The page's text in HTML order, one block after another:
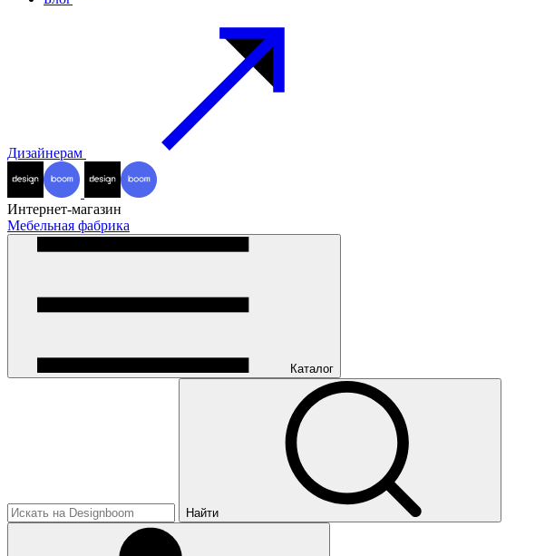
Дизайнерам
Интернет-магазин
Мебельная фабрика
Каталог
Найти